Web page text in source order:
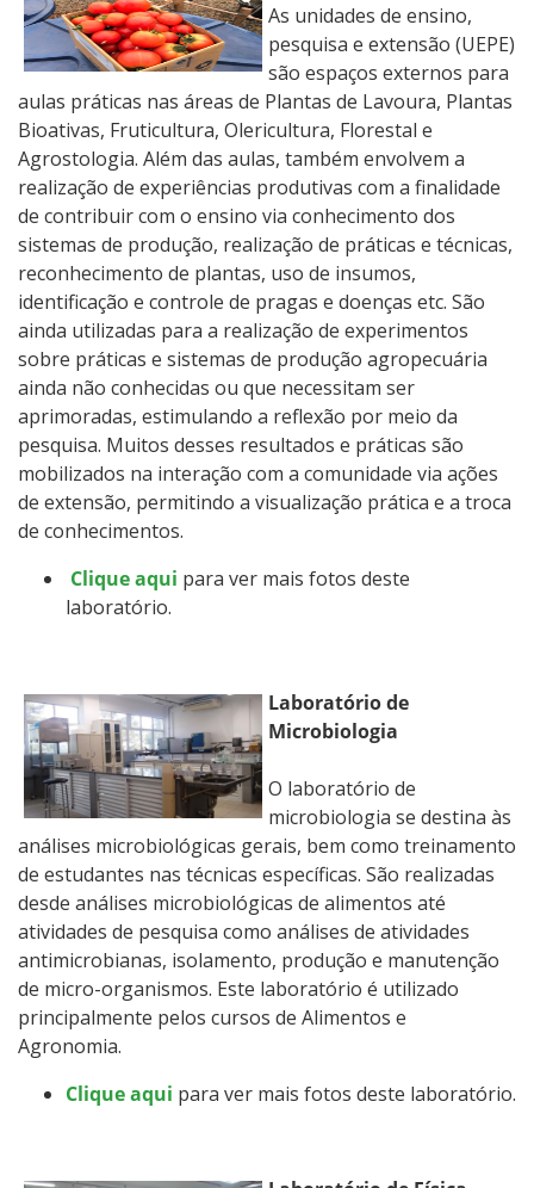
As unidades de ensino,
pesquisa e extensão (UEPE)
são espaços externos para
aulas práticas nas áreas de Plantas de Lavoura, Plantas
Bioativas, Fruticultura, Olericultura, Florestal e
Agrostologia. Além das aulas, também envolvem a
realização de experiências produtivas com a finalidade
de contribuir com o ensino via conhecimento dos
sistemas de produção, realização de práticas e técnicas,
reconhecimento de plantas, uso de insumos,
identificação e controle de pragas e doenças etc. São
ainda utilizadas para a realização de experimentos
sobre práticas e sistemas de produção agropecuária
ainda não conhecidas ou que necessitam ser
aprimoradas, estimulando a reflexão por meio da
pesquisa. Muitos desses resultados e práticas são
mobilizados na interação com a comunidade via ações
de extensão, permitindo a visualização prática e a troca
de conhecimentos.
Clique aqui para ver mais fotos deste
laboratório.
Laboratório de
Microbiologia
O laboratório de
microbiologia se destina às
análises microbiológicas gerais, bem como treinamento
de estudantes nas técnicas específicas. São realizadas
desde análises microbiológicas de alimentos até
atividades de pesquisa como análises de atividades
antimicrobianas, isolamento, produção e manutenção
de micro-organismos. Este laboratório é utilizado
principalmente pelos cursos de Alimentos e
Agronomia.
Clique aqui para ver mais fotos deste laboratório.